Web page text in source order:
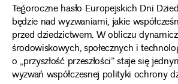
Tegoroczne hasło Europejskich Dni
będzie nad wyzwaniami, jakie
przed dziedzictwem. W obliczu
środowiskowych, społecznych i
o „przyszłość przeszłości” staje się
wyzwań współczesnej polityki ochrony